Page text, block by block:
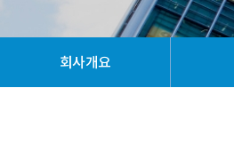
회사개요